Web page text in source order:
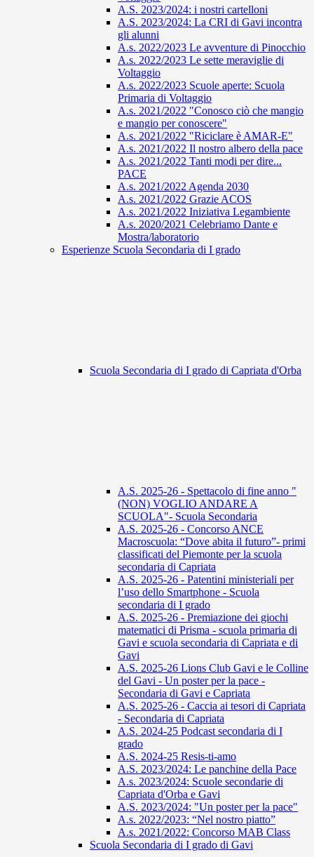
A.S. 2023/2024: i nostri cartelloni
A.S. 2023/2024: La CRI di Gavi incontra
gli alunni
A.s. 2022/2023 Le avventure di Pinocchio
A.s. 2022/2023 Le sette meraviglie di
Voltaggio
A.s. 2022/2023 Scuole aperte: Scuola
Primaria di Voltaggio
A.s. 2021/2022 "Conosco ciò che mangio
e mangio per conoscere"
A.s. 2021/2022 "Riciclare è AMAR-E"
A.s. 2021/2022 Il nostro albero della pace
A.s. 2021/2022 Tanti modi per dire...
PACE
A.s. 2021/2022 Agenda 2030
A.s. 2021/2022 Grazie ACOS
A.s. 2021/2022 Iniziativa Legambiente
A.s. 2020/2021 Celebriamo Dante e
Mostra/laboratorio
Esperienze Scuola Secondaria di I grado
Scuola Secondaria di I grado di Capriata d'Orba
A.S. 2025-26 - Spettacolo di fine anno "
(NON) VOGLIO ANDARE A
SCUOLA"- Scuola Secondaria
A.S. 2025-26 - Concorso ANCE
Macroscuola: “Dove abita il futuro”- primi
classificati del Piemonte per la scuola
secondaria di Capriata
A.S. 2025-26 - Patentini ministeriali per
l’uso dello Smartphone - Scuola
secondaria di I grado
A.S. 2025-26 - Premiazione dei giochi
matematici di Prisma - scuola primaria di
Gavi e scuola secondaria di Capriata e di
Gavi
A.S. 2025-26 Lions Club Gavi e le Colline
del Gavi - Un poster per la pace -
Secondaria di Gavi e Capriata
A.S. 2025-26 - Caccia ai tesori di Capriata
- Secondaria di Capriata
A.S. 2024-25 Podcast secondaria di I
grado
A.S. 2024-25 Resis-ti-amo
A.S. 2023/2024: Le panchine della Pace
A.s. 2023/2024: Scuole secondarie di
Capriata d'Orba e Gavi
A.S. 2023/2024: "Un poster per la pace"
A.s. 2022/2023: “Nel nostro piatto”
A.s. 2021/2022: Concorso MAB Class
Scuola Secondaria di I grado di Gavi